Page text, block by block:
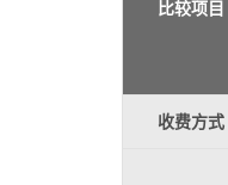
比较项目
收费方式